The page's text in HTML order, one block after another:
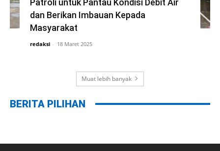
dan Berikan Imbauan Kepada
Masyarakat
redaksi - 18 Maret 2025
Muat lebih banyak
BERITA PILIHAN